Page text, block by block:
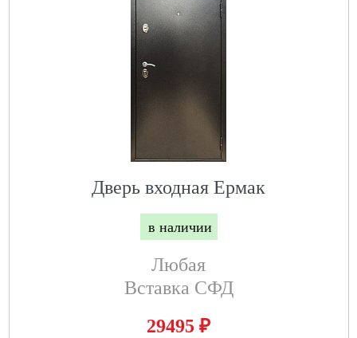
Дверь входная Ермак
в наличии
Любая
Вставка СФД
29495 ₽